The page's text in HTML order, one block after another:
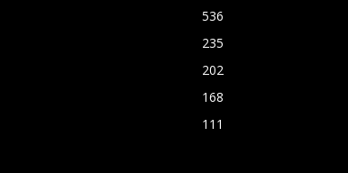
536
235
202
168
111